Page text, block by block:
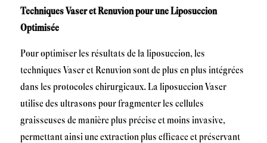
Techniques Vaser et Renuvion pour une Liposuccion
Optimisée
Pour optimiser les résultats de la liposuccion, les
techniques Vaser et Renuvion sont de plus en plus intégrées
dans les protocoles chirurgicaux. La liposuccion Vaser
utilise des ultrasons pour fragmenter les cellules
graisseuses de manière plus précise et moins invasive,
permettant ainsi une extraction plus efficace et préservant